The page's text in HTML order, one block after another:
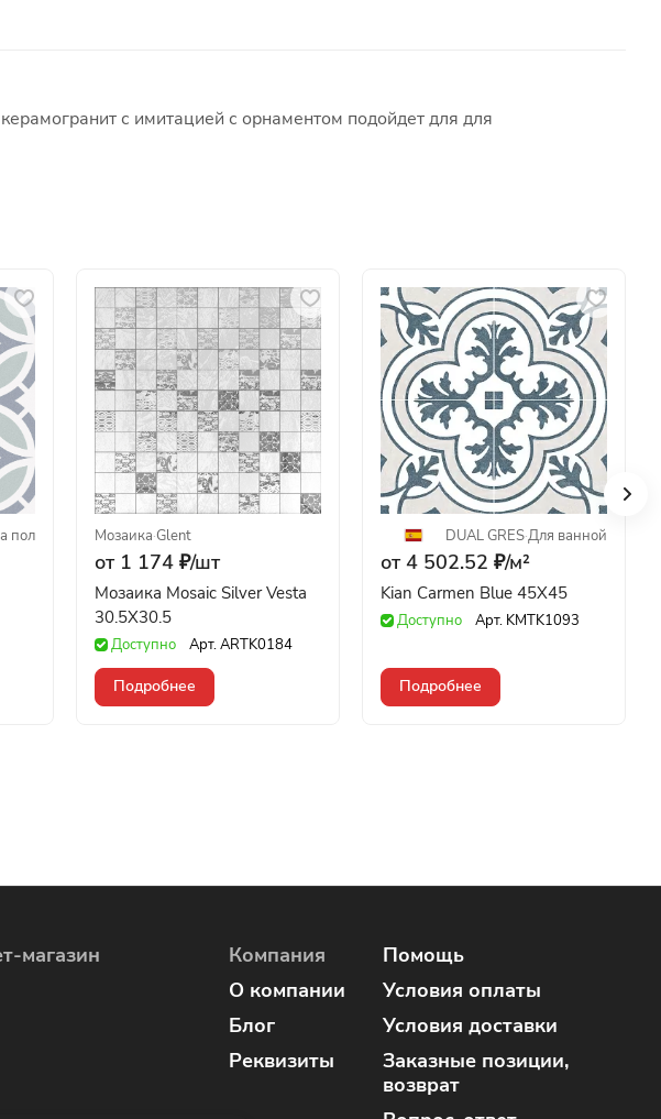
с имитацией с орнаментом подойдет для для
пол Мозаика·Glent
от 1 174 ₽/шт
Мозаика Mosaic Silver Vesta
30.5Х30.5
Доступно Арт.ARTK0184
Подробнее
DUAL GRES·Для ванной
от 4 502.52 ₽/м²
Kian Carmen Blue 45X45
Доступно Арт. KMTK1093
Подробнее
магазин
Компания
О компании
Блог
Реквизиты
Помощь
Условия оплаты
Условия доставки
Заказные позиции,
возврат